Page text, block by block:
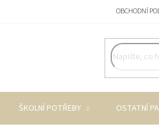
OBCHODNÍ
ŠKOLNÍ POTŘEBY OSTATNÍ